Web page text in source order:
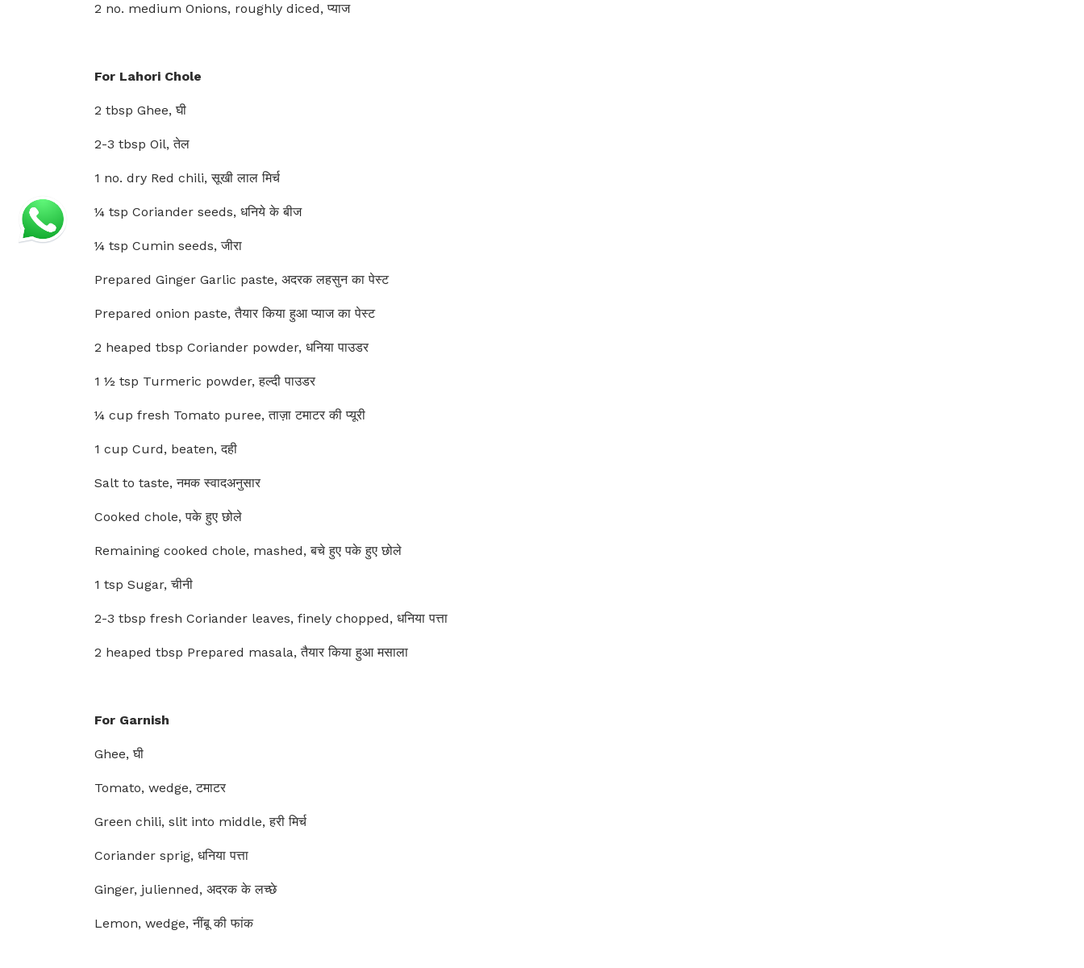
2 no. medium Onions, roughly diced, प्याज
For Lahori Chole
2 tbsp Ghee, घी
2-3 tbsp Oil, तेल
1 no. dry Red chili, सूखी लाल मिर्च
¼ tsp Coriander seeds, धनिये के बीज
¼ tsp Cumin seeds, जीरा
Prepared Ginger Garlic paste, अदरक लहसुन का पेस्ट
Prepared onion paste, तैयार किया हुआ प्याज का पेस्ट
2 heaped tbsp Coriander powder, धनिया पाउडर
1 ½ tsp Turmeric powder, हल्दी पाउडर
¼ cup fresh Tomato puree, ताज़ा टमाटर की प्यूरी
1 cup Curd, beaten, दही
Salt to taste, नमक स्वादअनुसार
Cooked chole, पके हुए छोले
Remaining cooked chole, mashed, बचे हुए पके हुए छोले
1 tsp Sugar, चीनी
2-3 tbsp fresh Coriander leaves, finely chopped, धनिया पत्ता
2 heaped tbsp Prepared masala, तैयार किया हुआ मसाला
For Garnish
Ghee, घी
Tomato, wedge, टमाटर
Green chili, slit into middle, हरी मिर्च
Coriander sprig, धनिया पत्ता
Ginger, julienned, अदरक के लच्छे
Lemon, wedge, नींबू की फांक